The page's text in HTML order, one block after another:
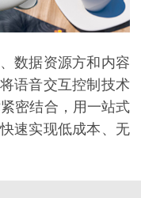
数据资源方和内容
语音交互控制技术
密结合，用一站式
速实现低成本、无